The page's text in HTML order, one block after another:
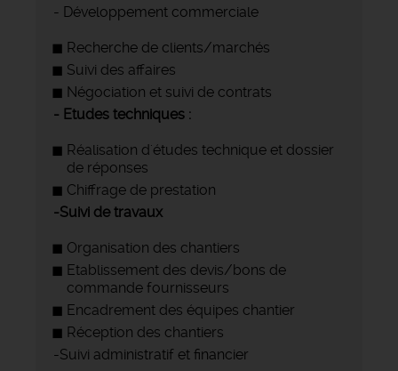
- Développement commerciale
Recherche de clients/marchés
Suivi des affaires
Négociation et suivi de contrats
- Etudes techniques :
Réalisation d'études technique et dossier
de réponses
Chiffrage de prestation
-Suivi de travaux
Organisation des chantiers
Etablissement des devis/bons de
commande fournisseurs
Encadrement des équipes chantier
Réception des chantiers
-Suivi administratif et financier